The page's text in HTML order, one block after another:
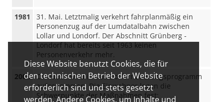
Diese Website benutzt Cookies, die für
den technischen Betrieb der Website
erforderlich sind und stets gesetzt
werden. Andere Cookies, um Inhalte und
1981
31. Mai. Letztmalig verkehrt fahrplanmäßig ein
Personenzug auf der Lumdatalbahn zwischen
Lollar und Londorf. Der Abschnitt Grünberg -
Londorf hat bereits seit 1963 keinen
Personenverkehr mehr.
2002
Climbach wird in das Dorferneuerungsprogramm
aufgenommen. Die Einwohner legen die
Schwerpunkte der Maßnahmen fest: